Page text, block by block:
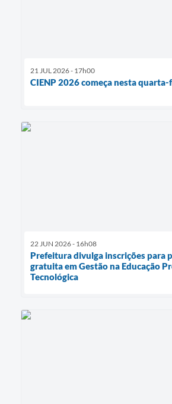
21 JUL 2026 - 17h00
CIENP 2026 começa nesta
22 JUN 2026 - 16h08
Prefeitura divulga inscrições para
gratuita em Gestão na Educação
Tecnológica